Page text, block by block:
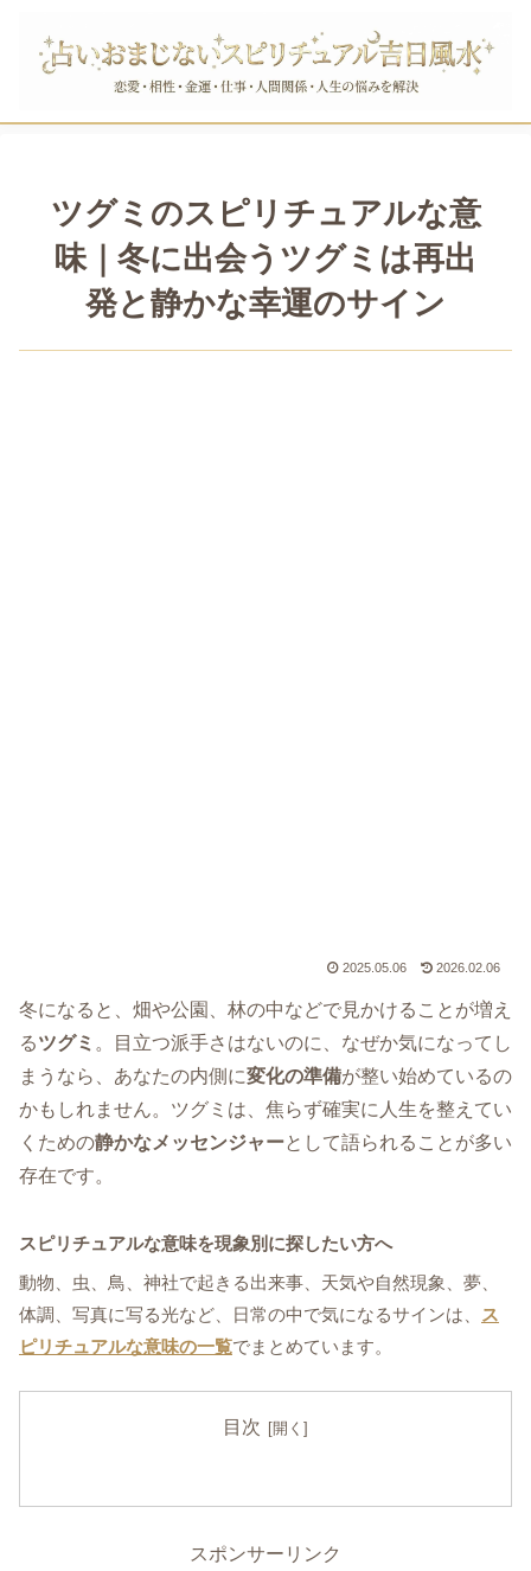
ツグミのスピリチュアルな意
味｜冬に出会うツグミは再出
発と静かな幸運のサイン
2025.05.06 2026.02.06
冬になると、畑や公園、林の中などで見かけることが増え
るツグミ 。目立つ派手さはないのに、なぜか気になってし
まうなら、あなたの内側に変化の準備が整い始めているの
かもしれません。ツグミは、焦らず確実に人生を整えてい
くための静かなメッセンジャーとして語られることが多い
存在です。
スピリチュアルな意味を現象別に探したい方へ
動物、虫、鳥、神社で起きる出来事、天気や自然現象、夢、
体調、写真に写る光など、日常の中で気になるサインは、
ス
ピリチュアルな意味の一覧でまとめています。
目次
スポンサーリンク